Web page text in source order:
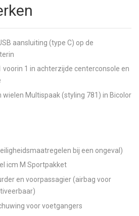
aansluiting (type C) op de
voorin 1 in achterzijde centerconsole en
wielen Multispaak (styling 781) in Bicolor
bij een ongeval)
icm M Sportpakket
en voorpassagier (airbag voor
voor voetgangers